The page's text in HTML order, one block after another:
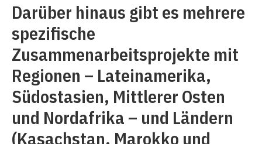
Darüber hinaus gibt es mehrere
spezifische
Zusammenarbeitsprojekte mit
Regionen – Lateinamerika,
Südostasien, Mittlerer Osten
und Nordafrika – und Ländern
(Kasachstan, Marokko und